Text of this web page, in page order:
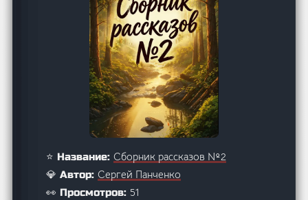
⭐ Название:Сборник рассказов №2
💎 Автор:Сергей Панченко
👀 Просмотров: 51